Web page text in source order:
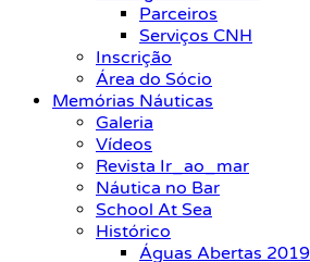
Parceiros
Serviços CNH
Inscrição
Área do Sócio
Memórias Náuticas
Galeria
Vídeos
Revista Ir_ao_mar
Náutica no Bar
School At Sea
Histórico
Águas Abertas 2019